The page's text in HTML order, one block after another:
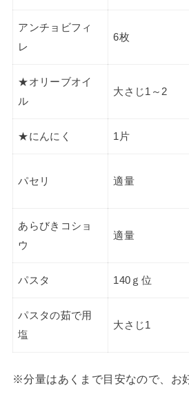
アンチョビフィ
レ
6枚
★オリーブオイ
ル
大さじ1～2
★にんにく 1片
パセリ 適量
あらびきコショ
ウ
適量
パスタ 140ｇ位
パスタの茹で用
塩
大さじ1
※分量はあくまで目安なので、お